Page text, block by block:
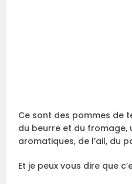
Ce sont des pommes de
du beurre et du fromage,
aromatiques, de l’ail, du
Et je peux vous dire que